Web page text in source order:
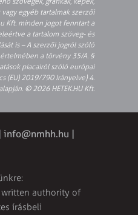
egyéb tartalmak szerzői
Kft. minden jogot fenntart a
a tartalom szöveg- és
is – A szerzői jogról szóló
a törvény 35/A. §
piacairól szóló európai
(EU) 2019/790 Irányelve) 4.
© 2026 HETEK.HU Kft.
info@nmhh.hu |
written authority of
írásbeli